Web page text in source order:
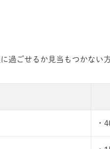
過ごせるか見当もつかない
・